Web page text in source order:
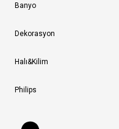
Banyo
Dekorasyon
Halı&Kilim
Philips